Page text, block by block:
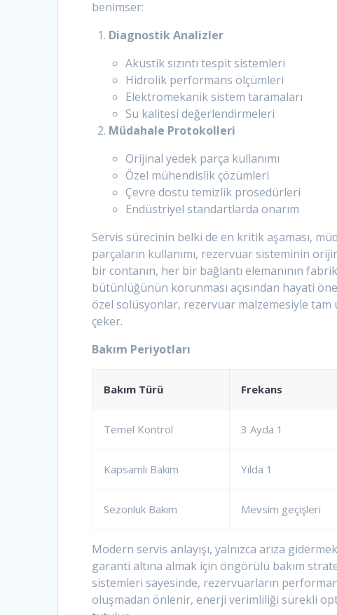
benimser:
Diagnostik Analizler
Akustik sızıntı tespit sistemleri
Hidrolik performans ölçümleri
Elektromekanik sistem taramaları
Su kalitesi değerlendirmeleri
Müdahale Protokolleri
Orijinal yedek parça kullanımı
Özel mühendislik çözümleri
Çevre dostu temizlik prosedürleri
Endüstriyel standartlarda onarım
Servis sürecinin belki de en kritik aşaması,
parçaların kullanımı, rezervuar sisteminin
bir contanın, her bir bağlantı elemanının
bütünlüğünün korunması açısından hayati
özel solüsyonlar, rezervuar malzemesiyle
çeker.
Bakım Periyotları
Bakım Türü Frekans
Temel Kontrol 3 Ayda 1
Kapsamlı Bakım Yılda 1
Sezonluk Bakım Mevsim geçişleri
Modern servis anlayışı, yalnızca arıza
garanti altına almak için öngörülü bakım
sistemleri sayesinde, rezervuarların
oluşmadan önlenir, enerji verimliliği sürekli